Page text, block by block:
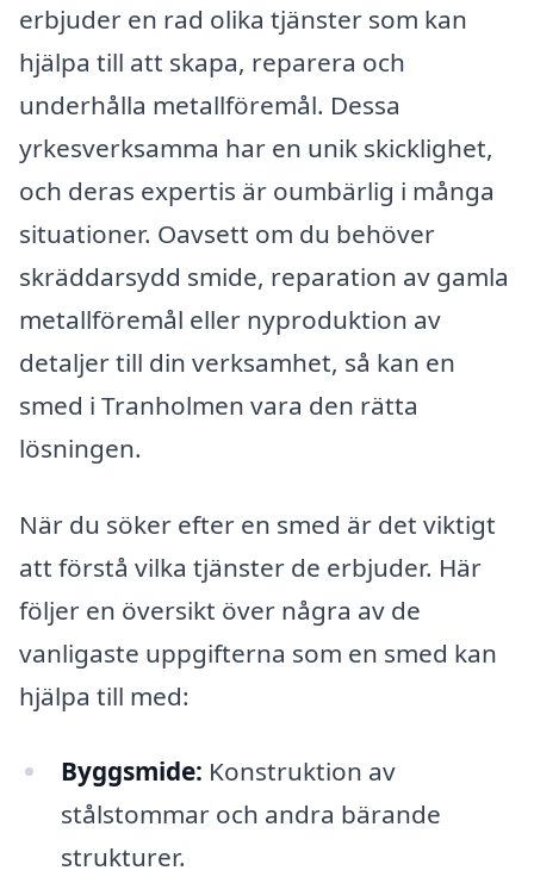
erbjuder en rad olika tjänster som kan
hjälpa till att skapa, reparera och
underhålla metallföremål. Dessa
yrkesverksamma har en unik skicklighet,
och deras expertis är oumbärlig i många
situationer. Oavsett om du behöver
skräddarsydd smide, reparation av gamla
metallföremål eller nyproduktion av
detaljer till din verksamhet, så kan en
smed i Tranholmen vara den rätta
lösningen.
När du söker efter en smed är det viktigt
att förstå vilka tjänster de erbjuder. Här
följer en översikt över några av de
vanligaste uppgifterna som en smed kan
hjälpa till med:
Byggsmide: Konstruktion av
stålstommar och andra bärande
strukturer.